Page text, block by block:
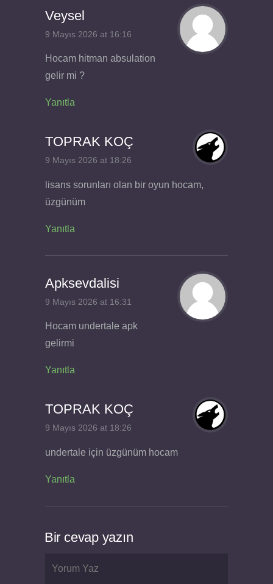
Veysel
9 Mayıs 2026 at 16:16
Hocam hitman absulation
gelir mi ?
Yanıtla
TOPRAK KOÇ
9 Mayıs 2026 at 18:26
lisans sorunları olan bir oyun hocam,
üzgünüm
Yanıtla
Apksevdalisi
9 Mayıs 2026 at 16:31
Hocam undertale apk
gelirmi
Yanıtla
TOPRAK KOÇ
9 Mayıs 2026 at 18:26
undertale için üzgünüm hocam
Yanıtla
Bir cevap yazın